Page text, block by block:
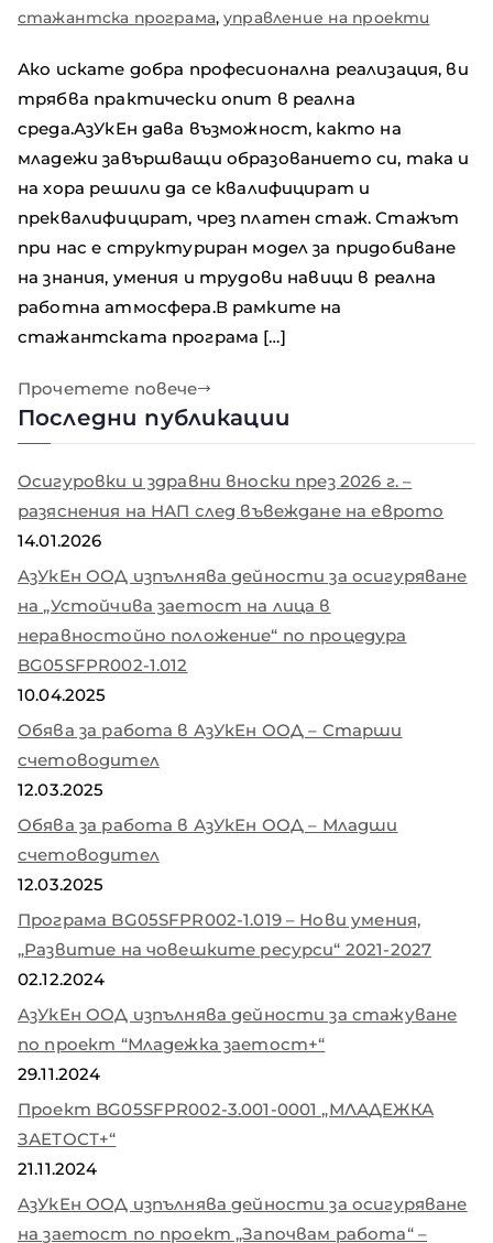
стажантска програма,управление на проекти
Ако искате добра професионална реализация, ви
трябва практически опит в реална
среда.АзУкЕн дава възможност, както на
младежи завършващи образованието си, така и
на хора решили да се квалифицират и
преквалифицират, чрез платен стаж. Стажът
при нас е структуриран модел за придобиване
на знания, умения и трудови навици в реална
работна атмосфера.В рамките на
стажантската програма […]
Прочетете повече
Последни публикации
Осигуровки и здравни вноски през 2026 г. –
разяснения на НАП след въвеждане на еврото
14.01.2026
АзУкЕн ООД изпълнява дейности за осигуряване
на „Устойчива заетост на лица в
неравностойно положение“ по процедура
BG05SFPR002-1.012
10.04.2025
Обява за работа в АзУкЕн ООД – Старши
счетоводител
12.03.2025
Обява за работа в АзУкЕн ООД – Младши
счетоводител
12.03.2025
Програма BG05SFPR002-1.019 – Нови умения,
„Развитие на човешките ресурси“ 2021-2027
02.12.2024
АзУкЕн ООД изпълнява дейности за стажуване
по проект “Младежка заетост+“
29.11.2024
Проект BG05SFPR002-3.001-0001 „МЛАДЕЖКА
ЗАЕТОСТ+“
21.11.2024
АзУкЕн ООД изпълнява дейности за осигуряване
на заетост по проект „Започвам работа“ –